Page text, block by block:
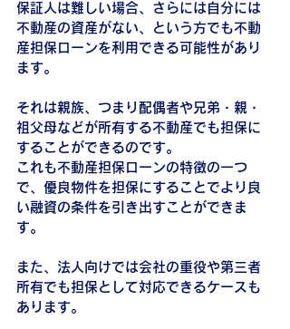
保証人は難しい場合、さらには自分には
不動産の資産がない、という方でも不動
産担保ローンを利用できる可能性があり
ます。
それは親族、つまり配偶者や兄弟・親・
祖父母などが所有する不動産でも担保に
することができるのです。
これも不動産担保ローンの特徴の一つ
で、優良物件を担保にすることでより良
い融資の条件を引き出すことができま
す。
また、法人向けでは会社の重役や第三者
所有でも担保として対応できるケースも
あります。